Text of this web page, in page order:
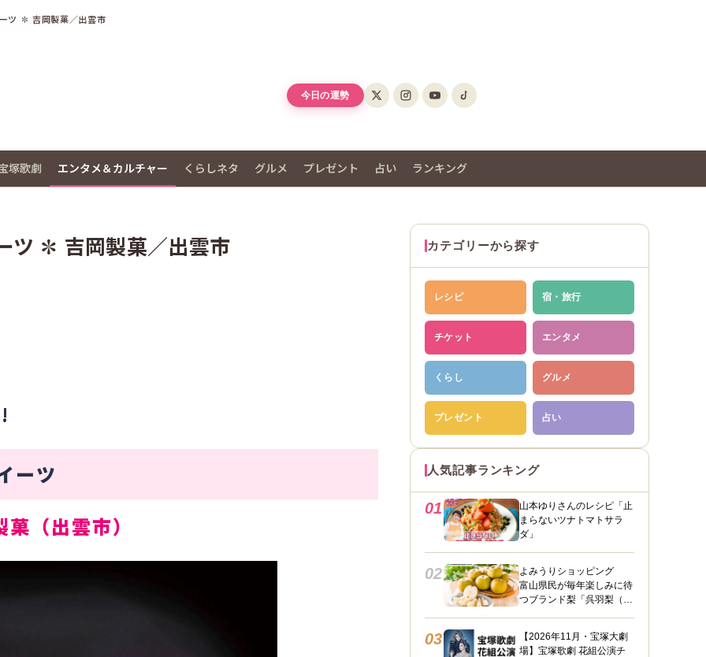
ツ ✽ 吉岡製菓／出雲市
今日の運勢
塚歌劇 エンタメ＆カルチャー くらしネタ グルメ プレゼント 占い ランキング
ツ ✽ 吉岡製菓／出雲市
ーツ
菓 （出雲市）
カテゴリーから探す
レシピ 宿・旅行
チケット エンタメ
くらし グルメ
プレゼント 占い
人気記事ランキング
01
山本ゆりさんのレシピ「止
まらないツナトマトサラ
ダ」
02
よみうりショッピング
富山県民が毎年楽しみに待
つブランド梨「呉羽梨（幸
03
【2026年11月・宝塚大劇
場】宝塚歌劇 花組公演チ